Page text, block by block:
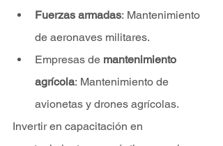
Fuerzas armadas: Mantenimiento
de aeronaves militares.
Empresas de mantenimiento
agrícola: Mantenimiento de
avionetas y drones agrícolas.
Invertir en capacitación en